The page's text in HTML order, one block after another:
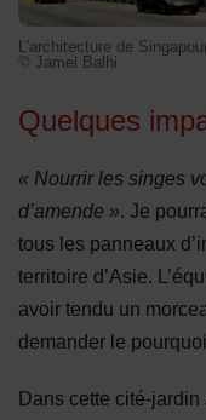
L'architecture de
© Jamel Balhi
Quelques
« Nourrir les singes
d’amende ». Je
tous les panneaux
territoire d’Asie.
avoir tendu un
demander le
Dans cette cité-